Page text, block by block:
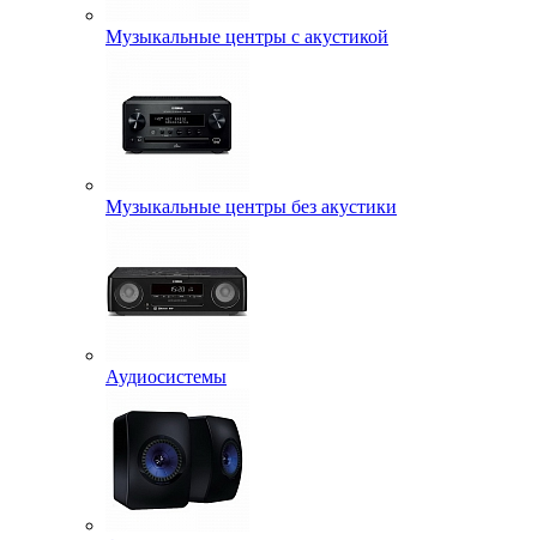
Музыкальные центры с акустикой
Музыкальные центры без акустики
Аудиосистемы